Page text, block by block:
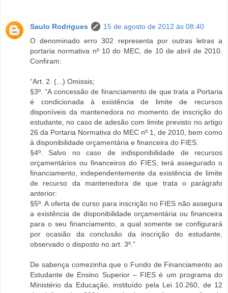
Saulo Rodrigues
15 de agosto de 2012 às 08:40
O denominado erro 302 representa por outras letras a
portaria normativa nº 10 do MEC, de 10 de abril de 2010.
Confiram:
“Art. 2. (...) Omissis;
§3º. “A concessão de financiamento de que trata a Portaria
é condicionada à existência de limite de recursos
disponíveis da mantenedora no momento de inscrição do
estudante, no caso de adesão com limite previsto no artigo
26 da Portaria Normativa do MEC nº 1, de 2010, bem como
à disponibilidade orçamentária e financeira do FIES.
§4º. Salvo no caso de indisponibilidade de recursos
orçamentários ou financeiros do FIES, terá assegurado o
financiamento, independentemente da existência de limite
de recurso da mantenedora de que trata o parágrafo
anterior:
§5º. A oferta de curso para inscrição no FIES não assegura
a existência de disponibilidade orçamentária ou financeira
para o seu financiamento, a qual somente se configurará
por ocasião da conclusão da inscrição do estudante,
observado o disposto no art. 3º.”
De sabença comezinha que o Fundo de Financiamento ao
Estudante de Ensino Superior – FIES é um programa do
Ministério da Educação, instituído pela Lei 10.260, de 12